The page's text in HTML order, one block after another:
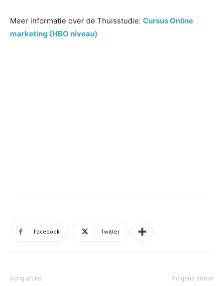
Meer informatie over de Thuisstudie: Cursus Online
marketing (HBO niveau)
Facebook Twitter
Vorig artikel Volgend artikel